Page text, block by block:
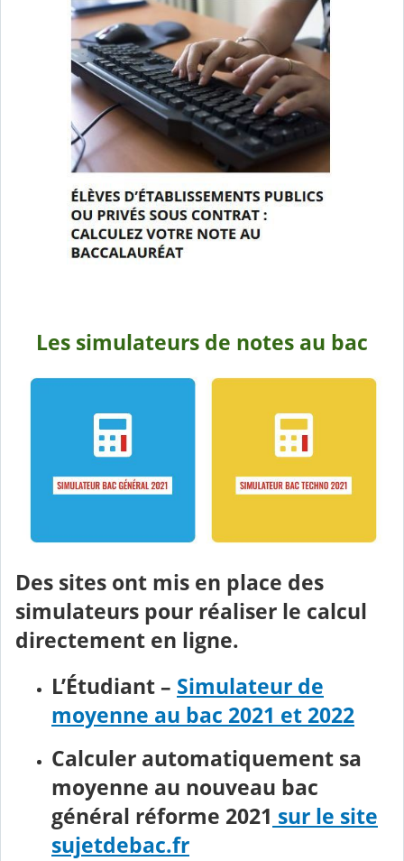
Les simulateurs de notes au bac
Des sites ont mis en place des
simulateurs pour réaliser le calcul
directement en ligne.
L’Étudiant – Simulateur de
moyenne au bac 2021 et 2022
Calculer automatiquement sa
moyenne au nouveau bac
général réforme 2021 sur le site
sujetdebac.fr